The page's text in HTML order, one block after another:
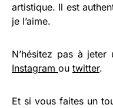
artistique. Il est
je l’aime.
N’hésitez pas à
Instagram ou twitter.
Et si vous faites un